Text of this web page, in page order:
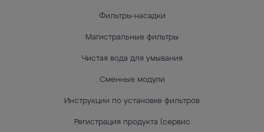
Фильтры-насадки
Магистральные фильтры
Чистая вода для умывания
Сменные модули
Инструкции по установке фильтров
Регистрация продукта (сервис